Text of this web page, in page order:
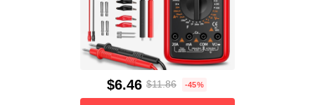
$6.46 $11.86 -45%